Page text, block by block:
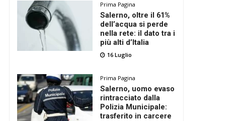
Prima Pagina
Salerno, oltre il 61%
dell’acqua si perde
nella rete: il dato tra i
più alti d’Italia
16 Luglio
Prima Pagina
Salerno, uomo evaso
rintracciato dalla
Polizia Municipale:
trasferito in carcere